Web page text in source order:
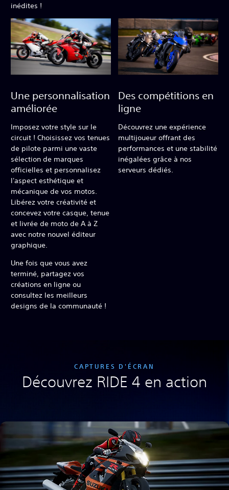
inédites !
Une personnalisation
améliorée
Imposez votre style sur le
circuit ! Choisissez vos tenues
de pilote parmi une vaste
sélection de marques
officielles et personnalisez
l'aspect esthétique et
mécanique de vos motos.
Libérez votre créativité et
concevez votre casque, tenue
et livrée de moto de A à Z
avec notre nouvel éditeur
graphique.
Une fois que vous avez
terminé, partagez vos
créations en ligne ou
consultez les meilleurs
designs de la communauté !
Des compétitions en
ligne
Découvrez une expérience
multijoueur offrant des
performances et une stabilité
inégalées grâce à nos
serveurs dédiés.
CAPTURES D'ÉCRAN
Découvrez RIDE 4 en action